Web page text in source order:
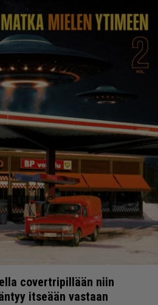
covertripillään niin
itseään vastaan